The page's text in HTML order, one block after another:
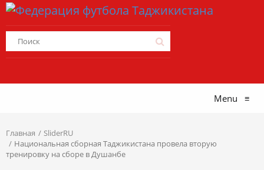
Menu ≡
Главная
SliderRU
Национальная сборная Таджикистана провела вторую
тренировку на сборе в Душанбе